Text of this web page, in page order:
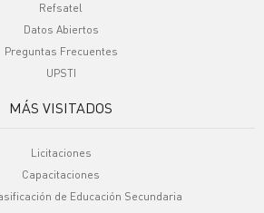
Refsatel
Datos Abiertos
Preguntas Frecuentes
UPSTI
MÁS VISITADOS
Licitaciones
Capacitaciones
de Educación Secundaria